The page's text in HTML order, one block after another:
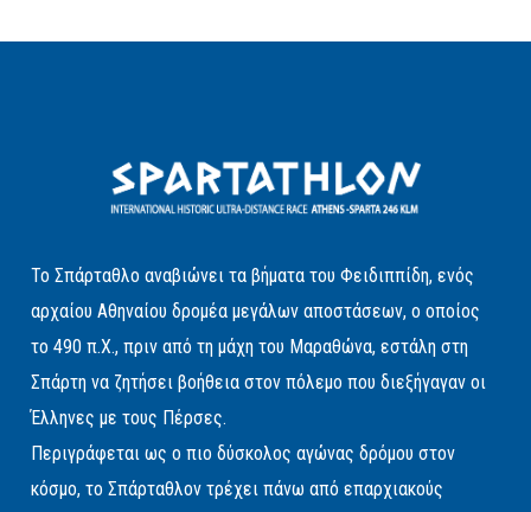
Το Σπάρταθλο αναβιώνει τα βήματα του Φειδιππίδη, ενός
αρχαίου Αθηναίου δρομέα μεγάλων αποστάσεων, ο οποίος
το 490 π.Χ., πριν από τη μάχη του Μαραθώνα, εστάλη στη
Σπάρτη να ζητήσει βοήθεια στον πόλεμο που διεξήγαγαν οι
Έλληνες με τους Πέρσες.
Περιγράφεται ως ο πιο δύσκολος αγώνας δρόμου στον
κόσμο, το Σπάρταθλον τρέχει πάνω από επαρχιακούς